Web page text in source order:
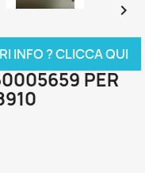
INFO ? CLICCA QUI

PER